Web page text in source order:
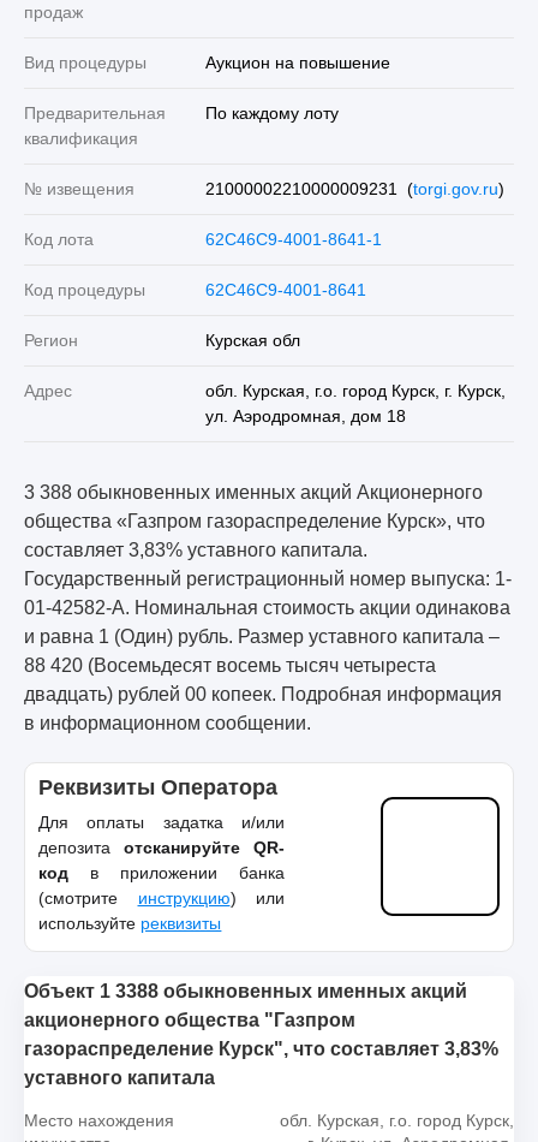
продаж
Вид процедуры Аукцион на повышение
Предварительная
квалификация
По каждому лоту
№ извещения 21000002210000009231 (torgi.gov.ru)
Код лота 62C46C9-4001-8641-1
Код процедуры 62C46C9-4001-8641
Регион Курская обл
Адрес
обл. Курская, г.о. город Курск, г. Курск,
ул. Аэродромная, дом 18
3 388 обыкновенных именных акций Акционерного
общества «Газпром газораспределение Курск», что
составляет 3,83% уставного капитала.
Государственный регистрационный номер выпуска: 1-
01-42582-А. Номинальная стоимость акции одинакова
и равна 1 (Один) рубль. Размер уставного капитала –
88 420 (Восемьдесят восемь тысяч четыреста
двадцать) рублей 00 копеек. Подробная информация
в информационном сообщении.
Реквизиты Оператора
Для оплаты задатка и/или
депозита отсканируйте QR-
код в приложении банка
(смотрите инструкцию) или
используйте реквизиты
Объект 1 3388 обыкновенных именных акций
акционерного общества "Газпром
газораспределение Курск", что составляет 3,83%
уставного капитала
Место нахождения
обл. Курская, г.о. город Курск,